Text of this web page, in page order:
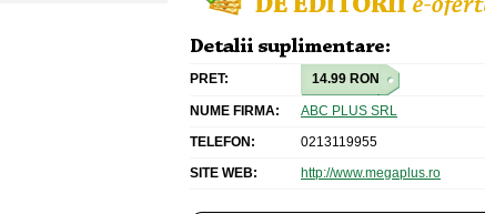
PRET: 14.99 RON
NUME FIRMA:
ABC PLUS SRL
TELEFON:
0213119955
SITE WEB:
http://www.megaplus.ro